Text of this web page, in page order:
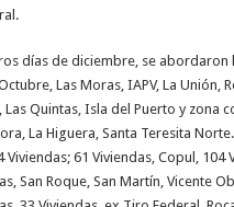
días de diciembre, se abordaron
Las Moras, IAPV, La Unión,
Las Quintas, Isla del Puerto y zona
La Higuera, Santa Teresita
Viviendas; 61 Viviendas, Copul, 104
San Roque, San Martín, Vicente